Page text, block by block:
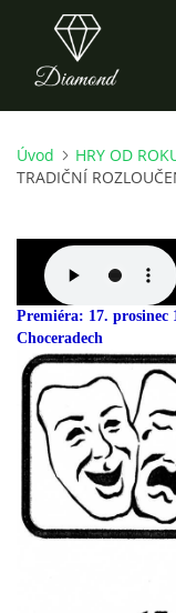
ÚVOD
O NÁS
HISTORIE
CO NOVÉHO
KDY, KDE A CO
Úvod
HRY OD
TRADIČNÍ
Premiéra: 17. prosinec
Choceradech